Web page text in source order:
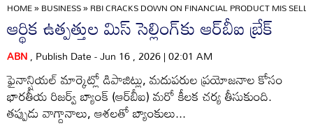
HOME»BUSINESS»RBI CRACKS DOWN ON FINANCIAL PRODUCT MIS
ఆర్థిక ఉత్పత్తుల మిస్‌ సెల్లింగ్‌కు ఆర్‌బీఐ బ్రేక్‌
ABN, Publish Date - Jun 16 , 2026 | 02:01 AM
ఫైనాన్షియల్‌ మార్కెట్లో డిపాజిట్లు, మదుపరుల ప్రయోజనాల కోసం
భారతీయ రిజర్వ్‌ బ్యాంక్‌ (ఆర్‌బీఐ) మరో కీలక చర్య తీసుకుంది.
తప్పుడు వాగ్దానాలు, ఆశలతో బ్యాంకులు...